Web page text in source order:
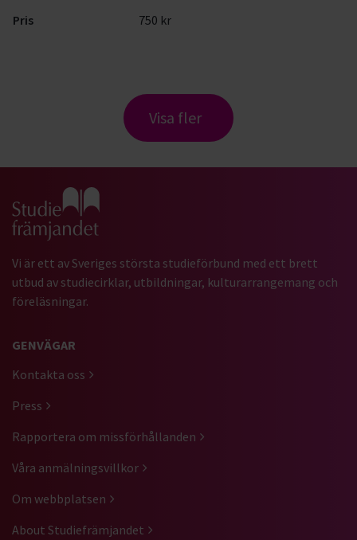
Pris
750 kr
Visa fler
Gå till studiefrämjandets startsida
Vi är ett av Sveriges största studieförbund med ett brett
utbud av studiecirklar, utbildningar, kulturarrangemang och
föreläsningar.
GENVÄGAR
Kontakta oss
Press
Rapportera om missförhållanden
Våra anmälningsvillkor
Om webbplatsen
About Studiefrämjandet